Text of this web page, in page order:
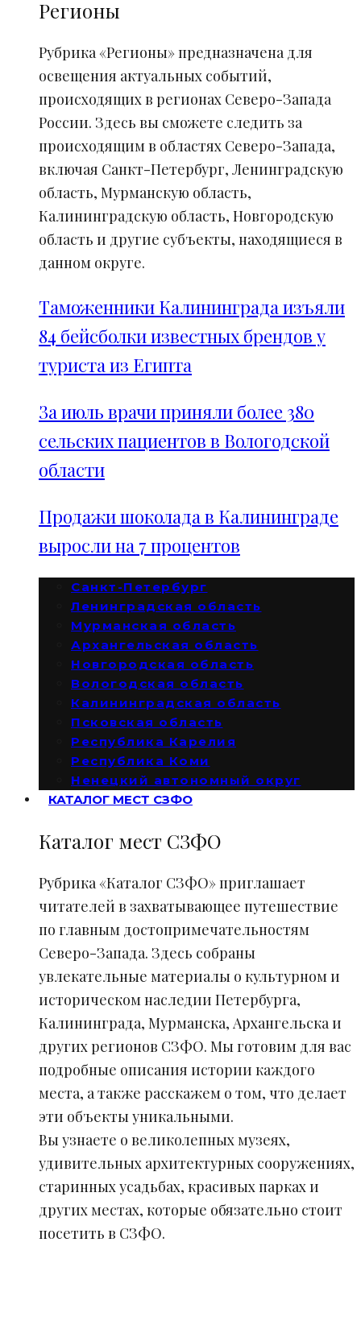
Регионы
Рубрика «Регионы» предназначена для
освещения актуальных событий,
происходящих в регионах Северо-Запада
России. Здесь вы сможете следить за
происходящим в областях Северо-Запада,
включая Санкт-Петербург, Ленинградскую
область, Мурманскую область,
Калининградскую область, Новгородскую
область и другие субъекты, находящиеся в
данном округе.
Таможенники Калининграда изъяли
84 бейсболки известных брендов у
туриста из Египта
За июль врачи приняли более 380
сельских пациентов в Вологодской
области
Продажи шоколада в Калининграде
выросли на 7 процентов
Санкт-Петербург
Ленинградская область
Мурманская область
Архангельская область
Новгородская область
Вологодская область
Калининградская область
Псковская область
Республика Карелия
Республика Коми
Ненецкий автономный округ
КАТАЛОГ МЕСТ СЗФО
Каталог мест СЗФО
Рубрика «Каталог СЗФО» приглашает
читателей в захватывающее путешествие
по главным достопримечательностям
Северо-Запада. Здесь собраны
увлекательные материалы о культурном и
историческом наследии Петербурга,
Калининграда, Мурманска, Архангельска и
других регионов СЗФО. Мы готовим для вас
подробные описания истории каждого
места, а также расскажем о том, что делает
эти объекты уникальными.
Вы узнаете о великолепных музеях,
удивительных архитектурных сооружениях,
старинных усадьбах, красивых парках и
других местах, которые обязательно стоит
посетить в СЗФО.